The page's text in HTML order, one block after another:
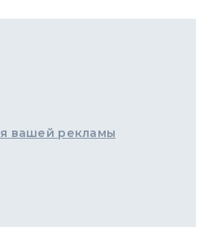
вашей рекламы